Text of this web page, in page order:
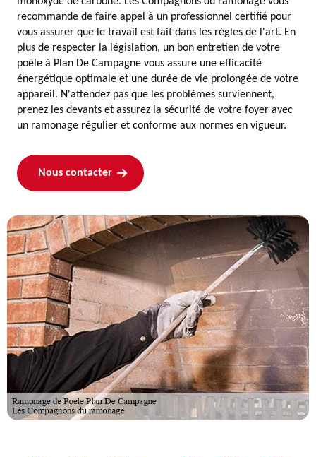
recommande de faire appel à un professionnel certifié pour
vous assurer que le travail est fait dans les règles de l'art. En
plus de respecter la législation, un bon entretien de votre
poêle à Plan De Campagne vous assure une efficacité
énergétique optimale et une durée de vie prolongée de votre
appareil. N'attendez pas que les problèmes surviennent,
prenez les devants et assurez la sécurité de votre foyer avec
un ramonage régulier et conforme aux normes en vigueur.
Nous contacter